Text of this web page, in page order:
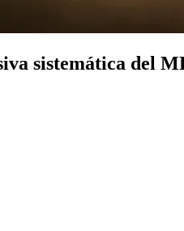
sistemática del